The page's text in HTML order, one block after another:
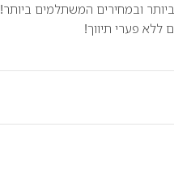
ובמחירים המשתלמים ביותר!
ללא פערי תיווך!